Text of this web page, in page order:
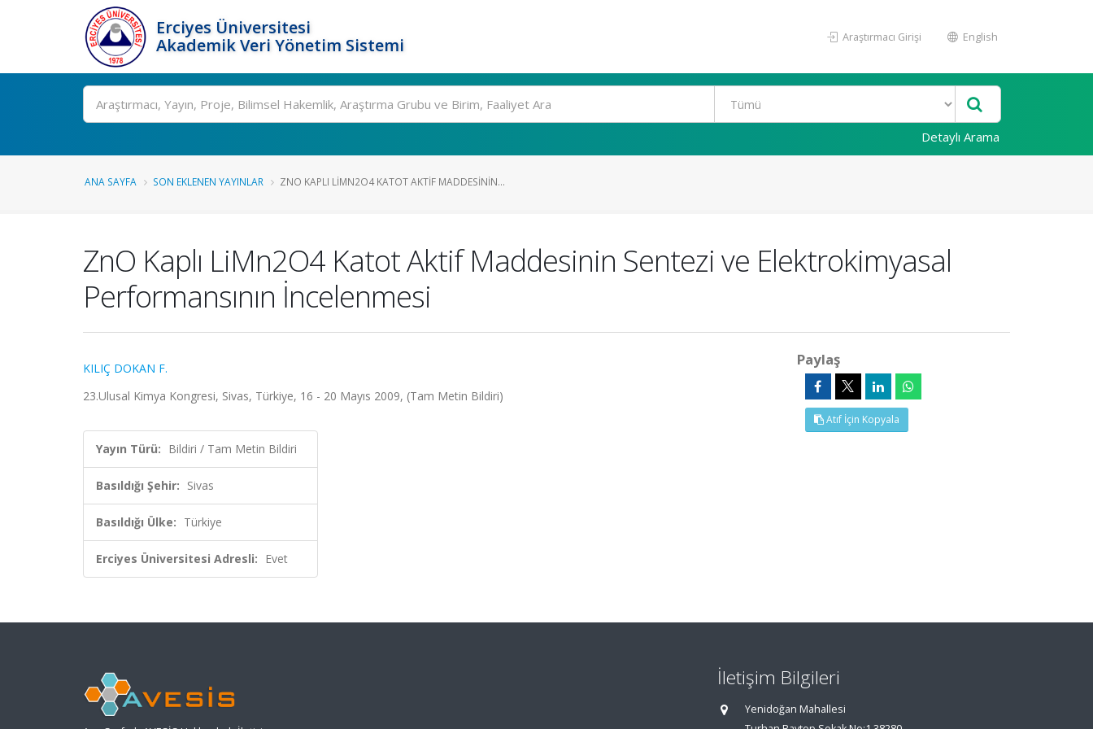
Erciyes Üniversitesi
Akademik Veri Yönetim Sistemi
Araştırmacı Girişi English
Ara
Detaylı Arama
ANA SAYFA SON EKLENEN YAYINLAR ZNO KAPLI LIMN2O4 KATOT AKTIF MADDESININ...
ZnO Kaplı LiMn2O4 Katot Aktif Maddesinin Sentezi ve Elektrokimyasal
Performansının İncelenmesi
KILIÇ DOKAN F.
23.Ulusal Kimya Kongresi, Sivas, Türkiye, 16 - 20 Mayıs 2009, (Tam Metin Bildiri)
Yayın Türü: Bildiri / Tam Metin Bildiri
Basıldığı Şehir: Sivas
Basıldığı Ülke: Türkiye
Erciyes Üniversitesi Adresli: Evet
Paylaş
Atıf İçin Kopyala
İletişim Bilgileri
Yenidoğan Mahallesi